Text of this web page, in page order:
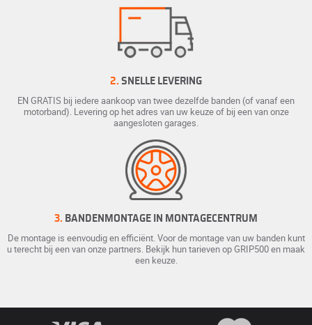
2. SNELLE LEVERING
EN GRATIS bij iedere aankoop van twee dezelfde banden (of vanaf een
motorband). Levering op het adres van uw keuze of bij een van onze
aangesloten garages.
3. BANDENMONTAGE IN MONTAGECENTRUM
De montage is eenvoudig en efficiënt. Voor de montage van uw banden kunt
u terecht bij een van onze partners. Bekijk hun tarieven op GRIP500 en maak
een keuze.